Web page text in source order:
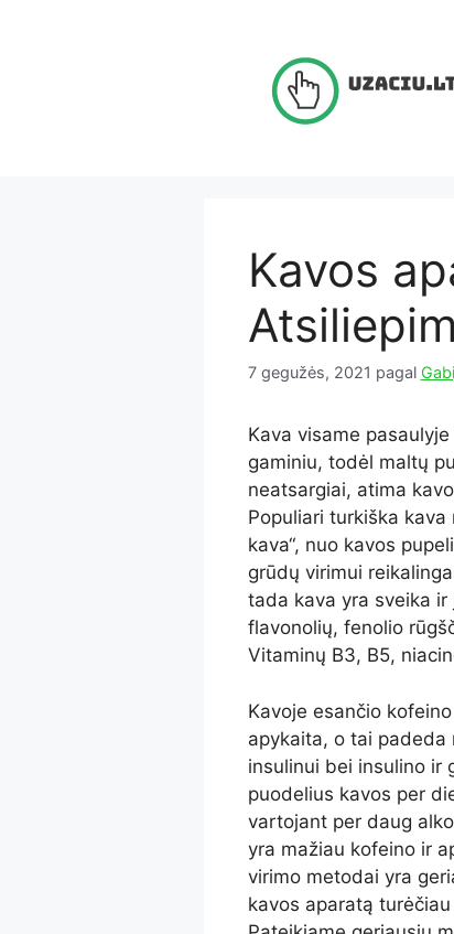
Kavos
7 gegužės, 2021 pagal
Kava visame
gaminiu, todėl maltų
neatsargiai, atima
Populiari turkiška
kava“, nuo kavos
grūdų virimui
tada kava yra sveika
flavonolių, fenolio
Vitaminų B3, B5,
Kavoje esančio
apykaita, o tai padeda
insulinui bei insulino ir
puodelius kavos per
vartojant per daug
yra mažiau kofeino ir
virimo metodai yra
kavos aparatą